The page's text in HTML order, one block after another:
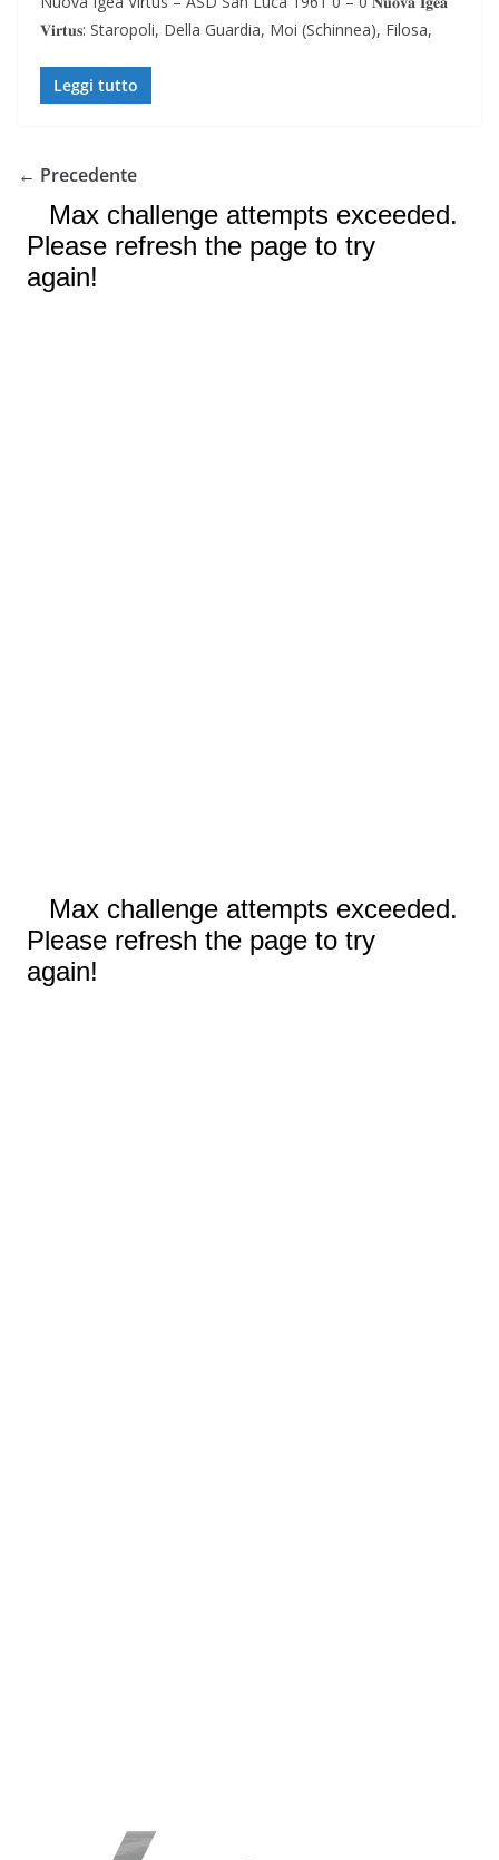
𝐕𝐢𝐫𝐭𝐮𝐬: Staropoli, Della Guardia, Moi (Schinnea), Filosa,
Leggi tutto
← Precedente